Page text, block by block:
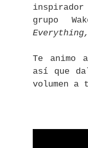
inspirador
grupo
Te animo
así que
volumen a